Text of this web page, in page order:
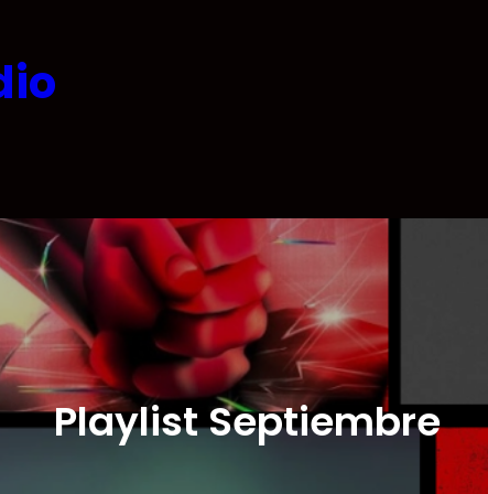
Playlist Septiembre